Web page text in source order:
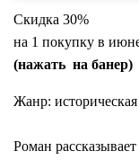
Скидка 30%
на 1 покупку в
(нажать на банер)
Жанр: историческая
Роман